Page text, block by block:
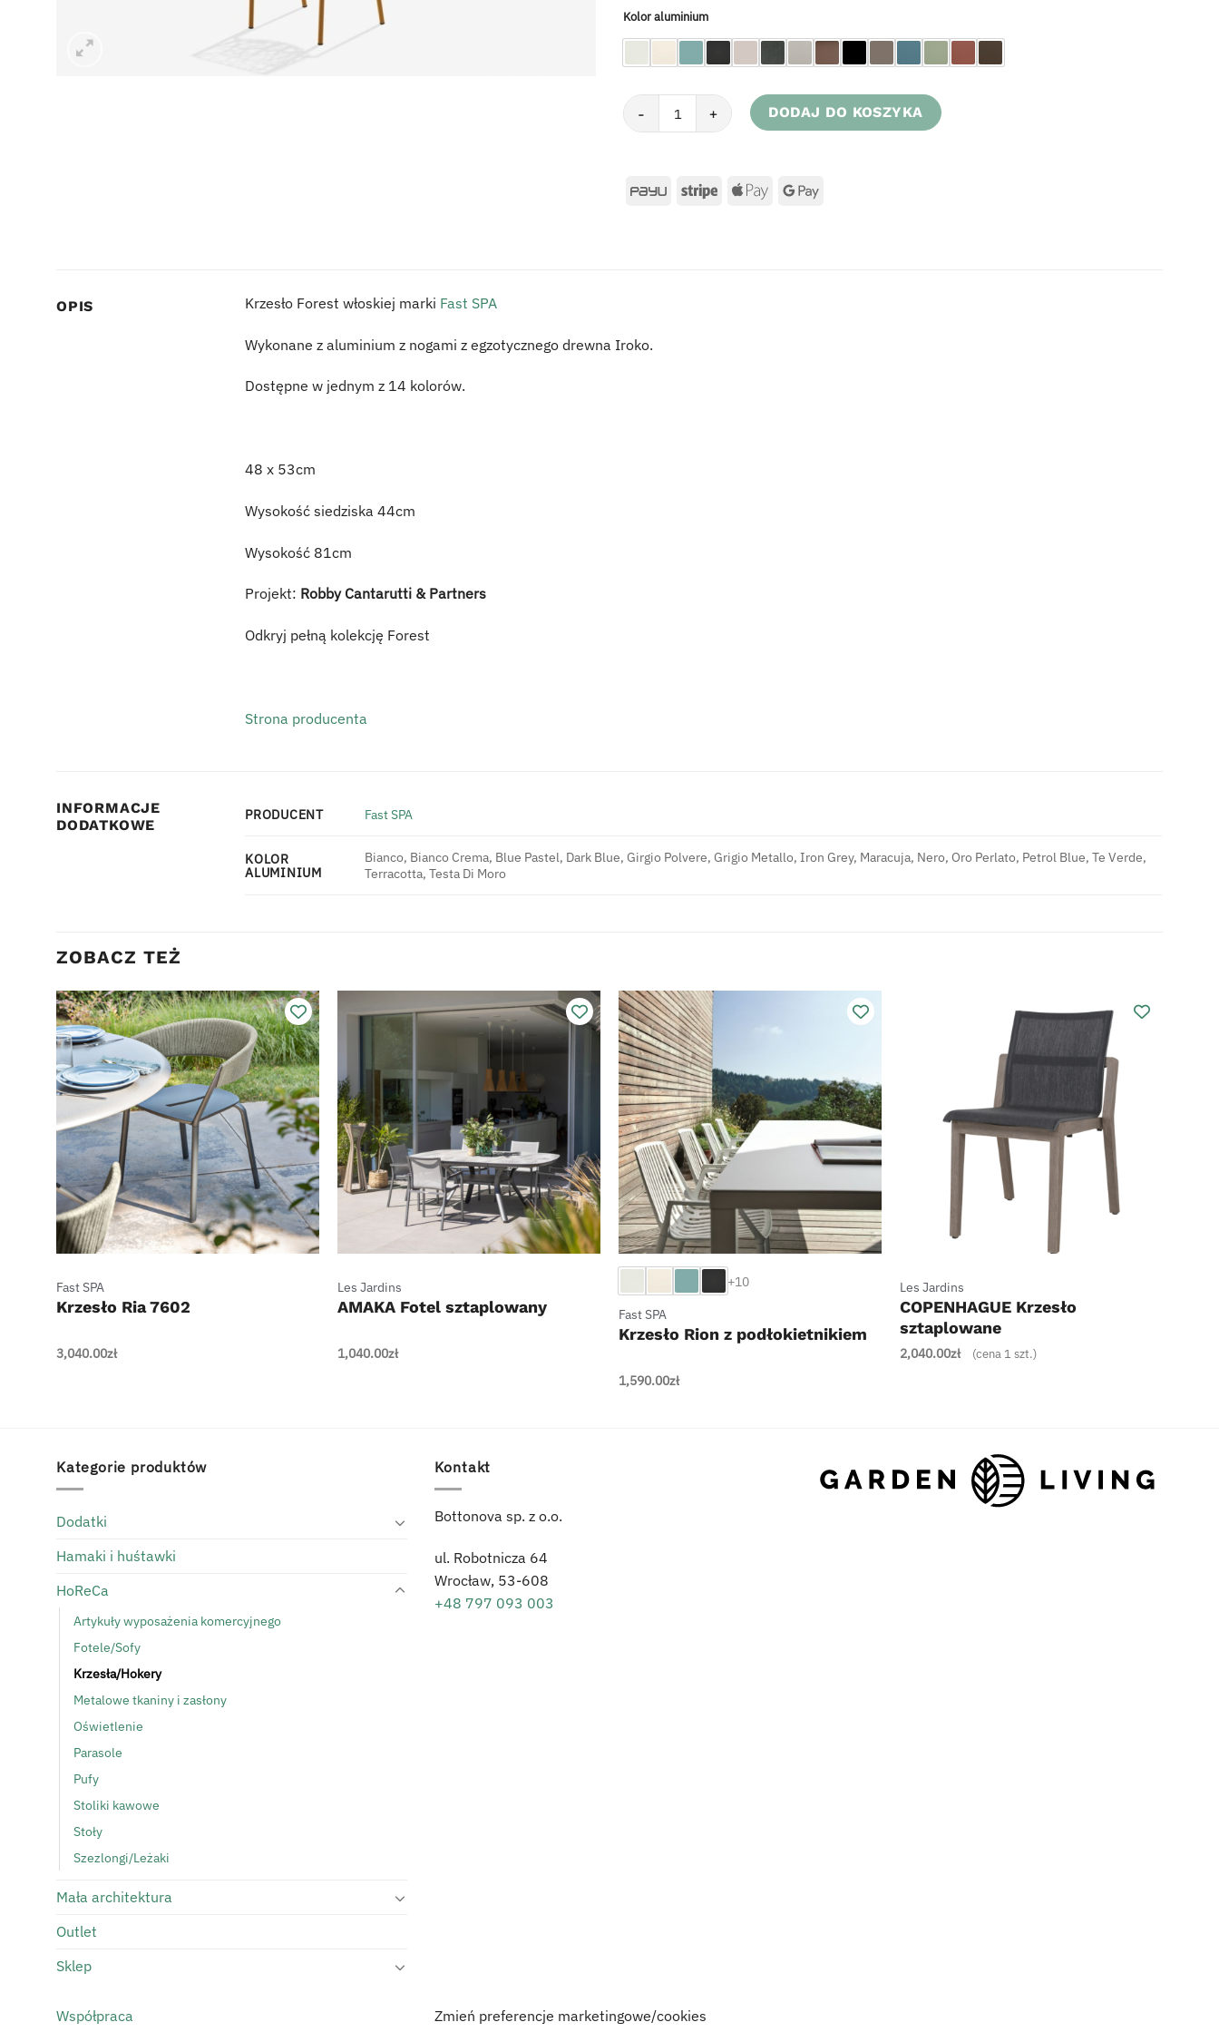
Kolor aluminium
ilość Krzesło Forest IrokoDODAJ DO KOSZYKA
OPIS Krzesło Forest włoskiej marki Fast SPA
Wykonane z aluminium z nogami z egzotycznego drewna Iroko.
Dostępne w jednym z 14 kolorów.
48 x 53cm
Wysokość siedziska 44cm
Wysokość 81cm
Projekt: Robby Cantarutti & Partners
Odkryj pełną kolekcję Forest
Strona producenta
INFORMACJE
DODATKOWE
PRODUCENT Fast SPA
KOLOR
ALUMINIUM
Bianco, Bianco Crema, Blue Pastel, Dark Blue, Girgio Polvere, Grigio Metallo, Iron Grey, Maracuja, Nero, Oro Perlato, Petrol Blue, Te Verde,
Terracotta, Testa Di Moro
ZOBACZ TEŻ
+
Fast SPA
Krzesło Ria 7602
3,040.00zł
Les Jardins
AMAKA Fotel sztaplowany
1,040.00zł
+
+10
Fast SPA
Krzesło Rion z podłokietnikiem
1,590.00zł
Les Jardins
COPENHAGUE Krzesło
sztaplowane
2,040.00zł (cena 1 szt.)
Kategorie produktów
Dodatki
Hamaki i huśtawki
HoReCa
Artykuły wyposażenia komercyjnego
Fotele/Sofy
Krzesła/Hokery
Metalowe tkaniny i zasłony
Oświetlenie
Parasole
Pufy
Stoliki kawowe
Stoły
Szezlongi/Leżaki
Mała architektura
Outlet
Sklep
Kontakt
Bottonova sp. z o.o.
ul. Robotnicza 64
Wrocław, 53-608
+48 797 093 003
Współpraca
Zmień preferencje marketingowe/cookies